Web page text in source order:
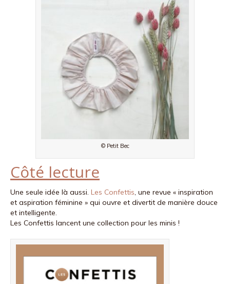
© Petit Bec
Côté lecture
Une seule idée là aussi. Les Confettis, une revue « inspiration
et aspiration féminine » qui ouvre et divertit de manière douce
et intelligente.
Les Confettis lancent une collection pour les minis !